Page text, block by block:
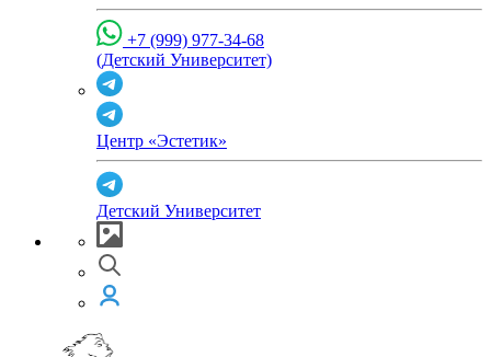
+7 (999) 977-34-68
(Детский Университет)
Центр «Эстетик»
Детский Университет